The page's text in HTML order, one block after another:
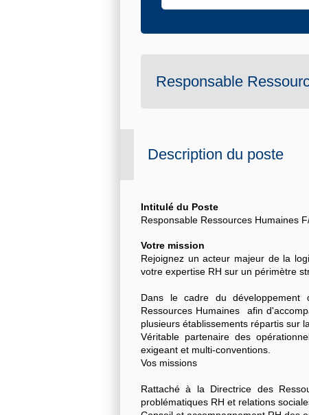
Responsable
Description du poste
Intitulé du Poste
Responsable Ressources Humaines
Votre mission
Rejoignez un acteur majeur de la
votre expertise RH sur un périmètre
Dans le cadre du développement
Ressources Humaines afin
plusieurs établissements répartis sur
Véritable partenaire des
exigeant et multi-conventions.
Vos missions
Rattaché à la Directrice des
problématiques RH et relations